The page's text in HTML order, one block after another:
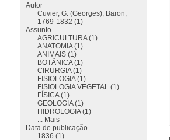
Autor
Cuvier, G. (Georges), Baron,
1769-1832 (1)
Assunto
AGRICULTURA (1)
ANATOMIA (1)
ANIMAIS (1)
BOTÂNICA (1)
CIRURGIA (1)
FISIOLOGIA (1)
FISIOLOGIA VEGETAL (1)
FÍSICA (1)
GEOLOGIA (1)
HIDROLOGIA (1)
... Mais
Data de publicação
1836 (1)